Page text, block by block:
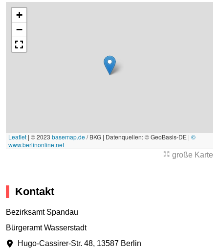
+
−
Leaflet | © 2023 basemap.de/ BKG | Datenquellen: © GeoBasis-DE | ©
www.berlinonline.net
große Karte
Kontakt
Bezirksamt Spandau
Bürgeramt Wasserstadt
Hugo-Cassirer-Str. 48, 13587 Berlin